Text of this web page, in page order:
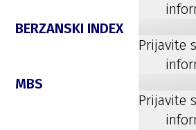
BERZANSKI INDEX
Prijavite
MBS
Prijavite